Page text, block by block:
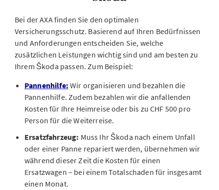
Bei der AXA finden Sie den optimalen
Versicherungsschutz. Basierend auf Ihren Bedürfnissen
und Anforderungen entscheiden Sie, welche
zusätzlichen Leistungen wichtig sind und am besten zu
Ihrem Škoda passen. Zum Beispiel:
Pannenhilfe: Wir organisieren und bezahlen die
Pannenhilfe. Zudem bezahlen wir die anfallenden
Kosten für Ihre Heimreise oder bis zu CHF 500 pro
Person für die Weiterreise.
Ersatzfahrzeug: Muss Ihr Škoda nach einem Unfall
oder einer Panne repariert werden, übernehmen wir
während dieser Zeit die Kosten für einen
Ersatzwagen – bei einem Totalschaden für insgesamt
einen Monat.